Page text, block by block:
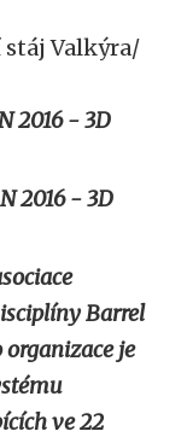
Valkýra/
2016 - 3D
2016 - 3D
Barrel
organizace je
ve 22